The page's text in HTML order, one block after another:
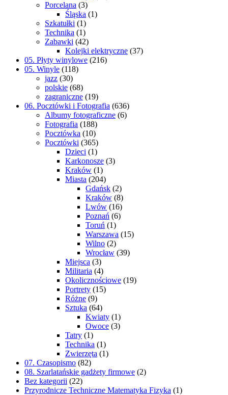
Porcelana (3)
Śląska (1)
Szkatułki (1)
Technika (1)
Zabawki (42)
Kolejki elektryczne (37)
05. Płyty winylowe (216)
05. Winyle (118)
jazz (30)
polskie (68)
zagraniczne (19)
06. Pocztówki i Fotografia (636)
Albumy fotograficzne (6)
Fotografia (188)
Pocztówka (10)
Pocztówki (365)
Dzieci (1)
Karkonosze (3)
Kraków (1)
Miasta (204)
Gdańsk (2)
Kraków (8)
Lwów (16)
Poznań (6)
Toruń (1)
Warszawa (15)
Wilno (2)
Wrocław (39)
Miejsca (3)
Militaria (4)
Okolicznościowe (19)
Portrety (15)
Różne (9)
Sztuka (64)
Kwiaty (1)
Owoce (3)
Tatry (1)
Technika (1)
Zwierzęta (1)
07. Czasopismo (82)
08. Szarlatańskie gadżety firmowe (2)
Bez kategorii (22)
Przyrodnicze Techniczne Matematyka Fizyka (1)